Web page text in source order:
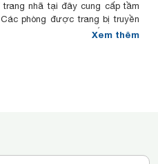
nhã tại đây cung cấp tầm
phòng được trang bị truyền
còn đi kèm phòng tắm riêng.
vụ cho thuê xe hơi được cung
có các tiện nghi khác như trung
Xem thêm